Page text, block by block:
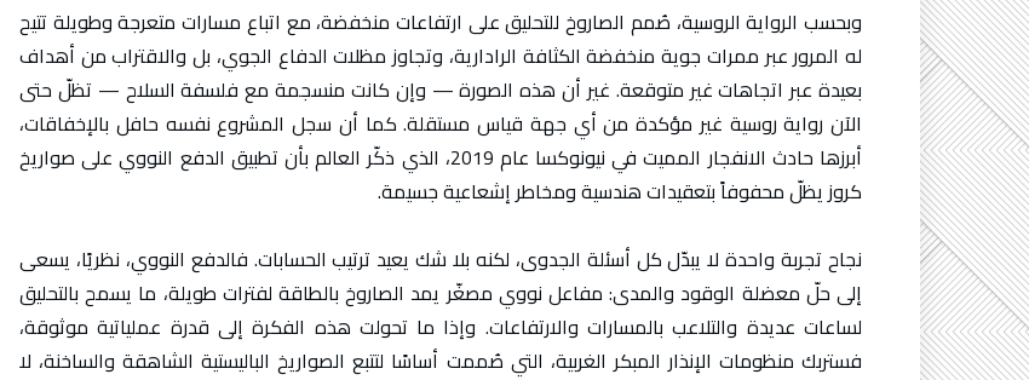
وبحسب الرواية الروسية، صُمم الصاروخ للتحليق على ارتفاعات منخفضة، مع اتباع مسارات متعرجة وطويلة تتيح
له المرور عبر ممرات جوية منخفضة الكثافة الرادارية، وتجاوز مظلات الدفاع الجوي، بل والاقتراب من أهداف
بعيدة عبر اتجاهات غير متوقعة. غير أن هذه الصورة — وإن كانت منسجمة مع فلسفة السلاح — تظلّ حتى
الآن رواية روسية غير مؤكدة من أي جهة قياس مستقلة. كما أن سجل المشروع نفسه حافل بالإخفاقات،
أبرزها حادث الانفجار المميت في نيونوكسا عام 2019، الذي ذكّر العالم بأن تطبيق الدفع النووي على صواريخ
كروز يظلّ محفوفاً بتعقيدات هندسية ومخاطر إشعاعية جسيمة.
نجاح تجربة واحدة لا يبدّل كل أسئلة الجدوى، لكنه بلا شك يعيد ترتيب الحسابات. فالدفع النووي، نظريًا، يسعى
إلى حلّ معضلة الوقود والمدى: مفاعل نووي مصغّر يمد الصاروخ بالطاقة لفترات طويلة، ما يسمح بالتحليق
لساعات عديدة والتلاعب بالمسارات والارتفاعات. وإذا ما تحولت هذه الفكرة إلى قدرة عملياتية موثوقة،
فستربك منظومات الإنذار المبكر الغربية، التي صُممت أساسًا لتتبع الصواريخ الباليستية الشاهقة والساخنة، لا